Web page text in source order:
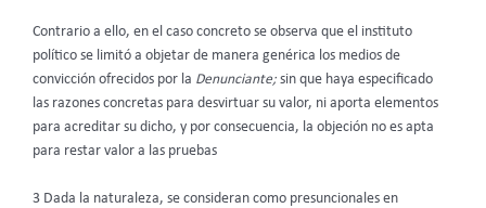
Contrario a ello, en el caso concreto se observa que el instituto
político se limitó a objetar de manera genérica los medios de
convicción ofrecidos por la Denunciante; sin que haya especificado
las razones concretas para desvirtuar su valor, ni aporta elementos
para acreditar su dicho, y por consecuencia, la objeción no es apta
para restar valor a las pruebas
3 Dada la naturaleza, se consideran como presuncionales en